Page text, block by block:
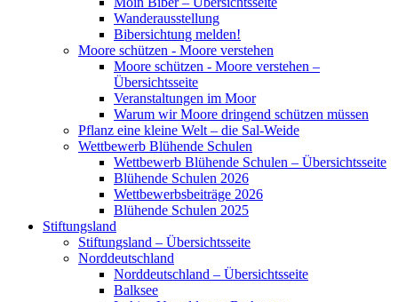
Wanderausstellung
Bibersichtung melden!
Moore schützen - Moore verstehen
Moore schützen - Moore verstehen –
Übersichtsseite
Veranstaltungen im Moor
Warum wir Moore dringend schützen müssen
Pflanz eine kleine Welt – die Sal-Weide
Wettbewerb Blühende Schulen
Wettbewerb Blühende Schulen – Übersichtsseite
Blühende Schulen 2026
Wettbewerbsbeiträge 2026
Blühende Schulen 2025
Stiftungsland
Stiftungsland – Übersichtsseite
Norddeutschland
Norddeutschland – Übersichtsseite
Balksee